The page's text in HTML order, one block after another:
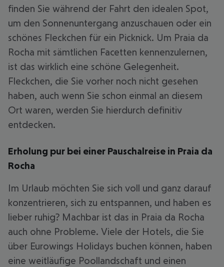
finden Sie während der Fahrt den idealen Spot,
um den Sonnenuntergang anzuschauen oder ein
schönes Fleckchen für ein Picknick. Um Praia da
Rocha mit sämtlichen Facetten kennenzulernen,
ist das wirklich eine schöne Gelegenheit.
Fleckchen, die Sie vorher noch nicht gesehen
haben, auch wenn Sie schon einmal an diesem
Ort waren, werden Sie hierdurch definitiv
entdecken.
Erholung pur bei einer Pauschalreise in Praia da
Rocha
Im Urlaub möchten Sie sich voll und ganz darauf
konzentrieren, sich zu entspannen, und haben es
lieber ruhig? Machbar ist das in Praia da Rocha
auch ohne Probleme. Viele der Hotels, die Sie
über Eurowings Holidays buchen können, haben
eine weitläufige Poollandschaft und einen